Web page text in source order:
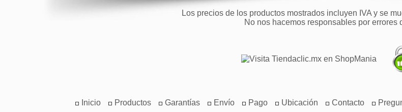
Los precios de los productos mostrados incluyen IVA y se
No nos hacemos responsables por errores
Inicio Productos Garantías Envío Pago Ubicación Contacto